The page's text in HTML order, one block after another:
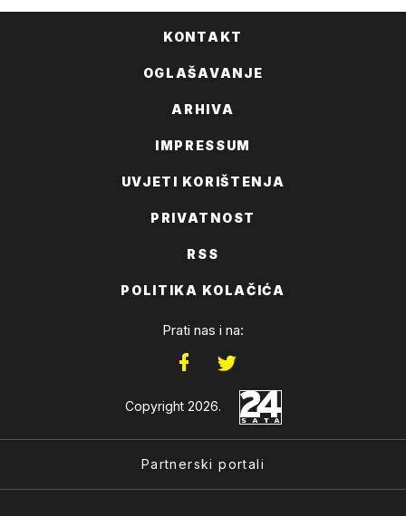
KONTAKT
OGLAŠAVANJE
ARHIVA
IMPRESSUM
UVJETI KORIŠTENJA
PRIVATNOST
RSS
POLITIKA KOLAČIĆA
Prati nas i na:
Copyright 2026.
Partnerski portali